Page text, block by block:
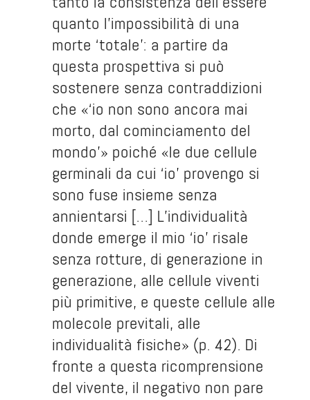
quanto l’impossibilità di una
morte ‘totale’: a partire da
questa prospettiva si può
sostenere senza contraddizioni
che «‘io non sono ancora mai
morto, dal cominciamento del
mondo’» poiché «le due cellule
germinali da cui ‘io’ provengo si
sono fuse insieme senza
annientarsi […] L’individualità
donde emerge il mio ‘io’ risale
senza rotture, di generazione in
generazione, alle cellule viventi
più primitive, e queste cellule alle
molecole previtali, alle
individualità fisiche» (p. 42). Di
fronte a questa ricomprensione
del vivente, il negativo non pare